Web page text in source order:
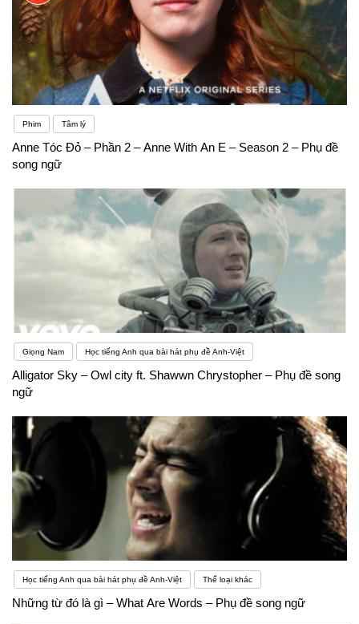
Phim Tâm lý
Anne Tóc Đỏ – Phần 2 – Anne With An E – Season 2 – Phụ đề
song ngữ
Giọng Nam Học tiếng Anh qua bài hát phụ đề Anh-Việt
Alligator Sky – Owl city ft. Shawwn Chrystopher – Phụ đề song
ngữ
Học tiếng Anh qua bài hát phụ đề Anh-Việt Thể loại khác
Những từ đó là gì – What Are Words – Phụ đề song ngữ